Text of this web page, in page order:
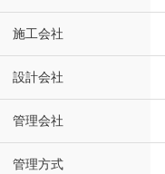
施工会社
設計会社
管理会社
管理方式